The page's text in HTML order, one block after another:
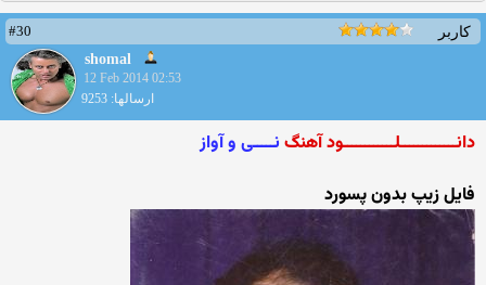
کاربر
#30
shomal
12 Feb 2014 02:53
ارسالها: 9253
دانـــــــــــــلــــــــــــود آهنگ نـــــی و آواز
فایل زیپ بدون پسورد